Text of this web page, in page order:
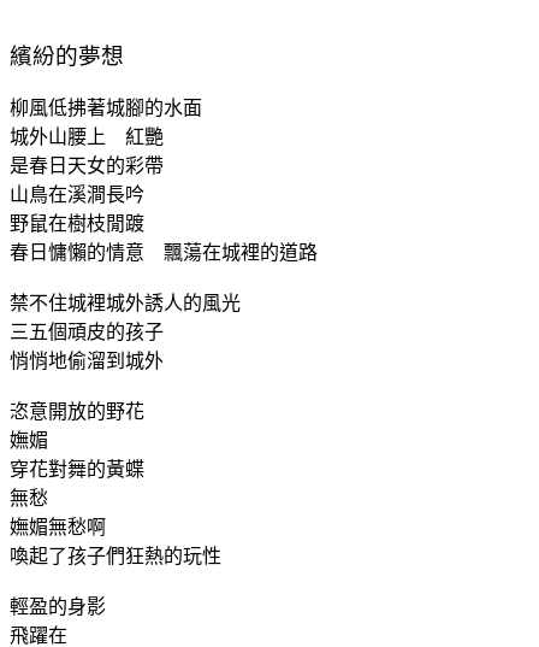
繽紛的夢想
柳風低拂著城腳的水面
城外山腰上 紅艷
是春日天女的彩帶
山鳥在溪澗長吟
野鼠在樹枝閒踱
春日慵懶的情意 飄蕩在城裡的道路
禁不住城裡城外誘人的風光
三五個頑皮的孩子
悄悄地偷溜到城外
恣意開放的野花
嫵媚
穿花對舞的黃蝶
無愁
嫵媚無愁啊
喚起了孩子們狂熱的玩性
輕盈的身影
飛躍在